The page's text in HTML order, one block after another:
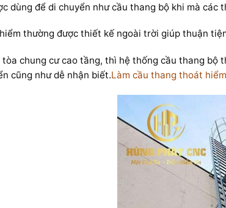
dùng để di chuyển như cầu thang bộ khi mà các
thường được thiết kế ngoài trời giúp thuận
chung cư cao tầng, thì hệ thống cầu thang
cũng như dễ nhận biết.Làm cầu thang thoát